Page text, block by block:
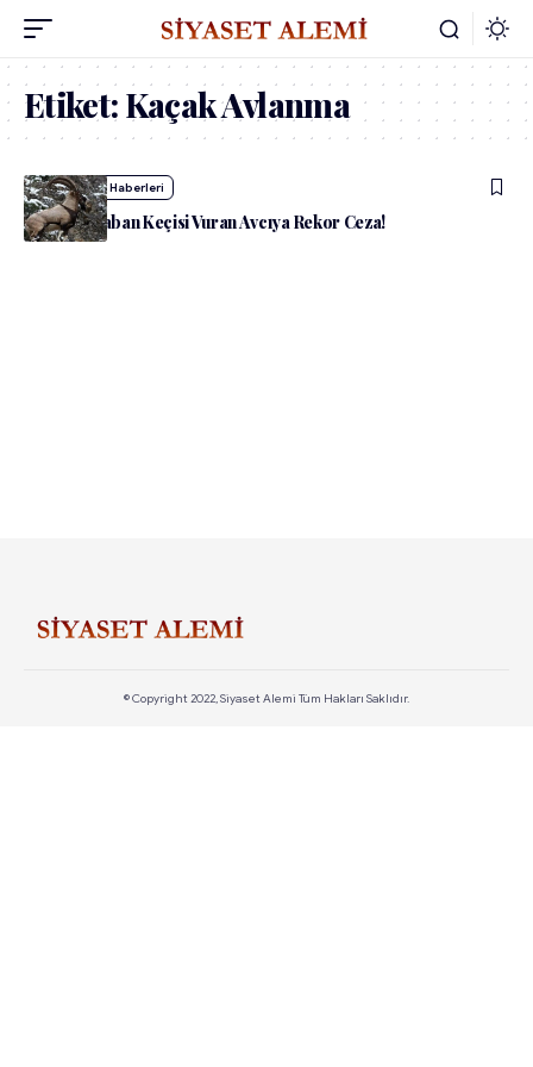
Etiket:Kaçak Avlanma
admin Yaşam Haberleri
Niğde’de Yaban Keçisi Vuran Avcıya Rekor Ceza!
© Copyright 2022, Siyaset Alemi Tüm Hakları Saklıdır.